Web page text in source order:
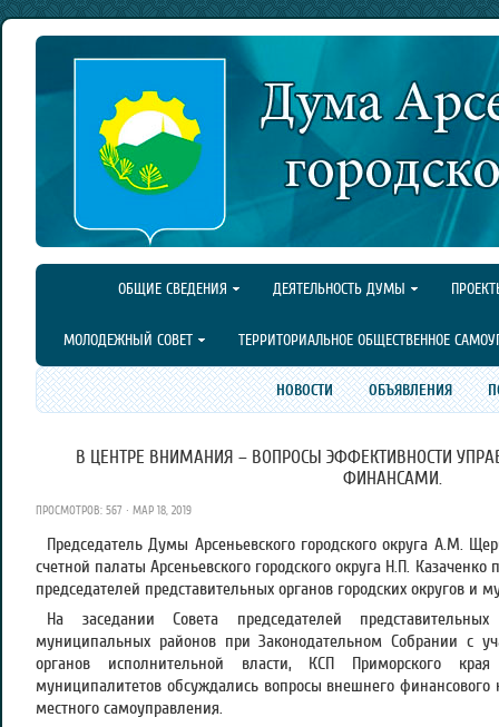
ОБЩИЕ СВЕДЕНИЯ ДЕЯТЕЛЬНОСТЬ ДУМЫ
МОЛОДЕЖНЫЙ СОВЕТ ТЕРРИТОРИАЛЬНОЕ ОБЩЕСТВЕННОЕ
НОВОСТИ ОБЪЯВЛЕНИЯ
В ЦЕНТРЕ ВНИМАНИЯ – ВОПРОСЫ ЭФФЕКТИВНОСТИ
ФИНАНСАМИ.
ПРОСМОТРОВ: 567 · МАР 18, 2019
Председатель Думы Арсеньевского городского округа А.М.
счетной палаты Арсеньевского городского округа Н.П.
председателей представительных органов городских округов и
На заседании Совета председателей
муниципальных районов при Законодательном Собрании с
органов исполнительной власти, КСП Приморского
муниципалитетов обсуждались вопросы внешнего финансового
местного самоуправления.